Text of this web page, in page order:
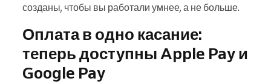
созданы, чтобы вы работали умнее, а не больше.
Оплата в одно касание:
теперь доступны Apple Pay и
Google Pay